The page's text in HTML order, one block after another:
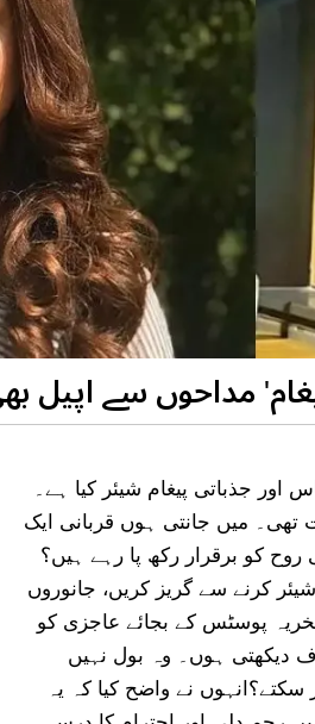
مداحوں سے اپیل
اور جذباتی پیغام شیئر کیا ہے۔
تھی۔ میں جانتی ہوں قربانی ایک
کو برقرار رکھ پا رہے ہیں؟
کرنے سے گریز کریں، جانوروں
پوسٹس کے بجائے عاجزی کو
دیکھتی ہوں۔ وہ بول نہیں
نے واضح کیا کہ یہ